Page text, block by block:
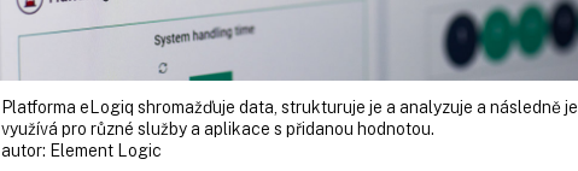
Platforma eLogiq shromažďuje data, strukturuje je a analyzuje a následně je
využívá pro různé služby a aplikace s přidanou hodnotou.
autor: Element Logic